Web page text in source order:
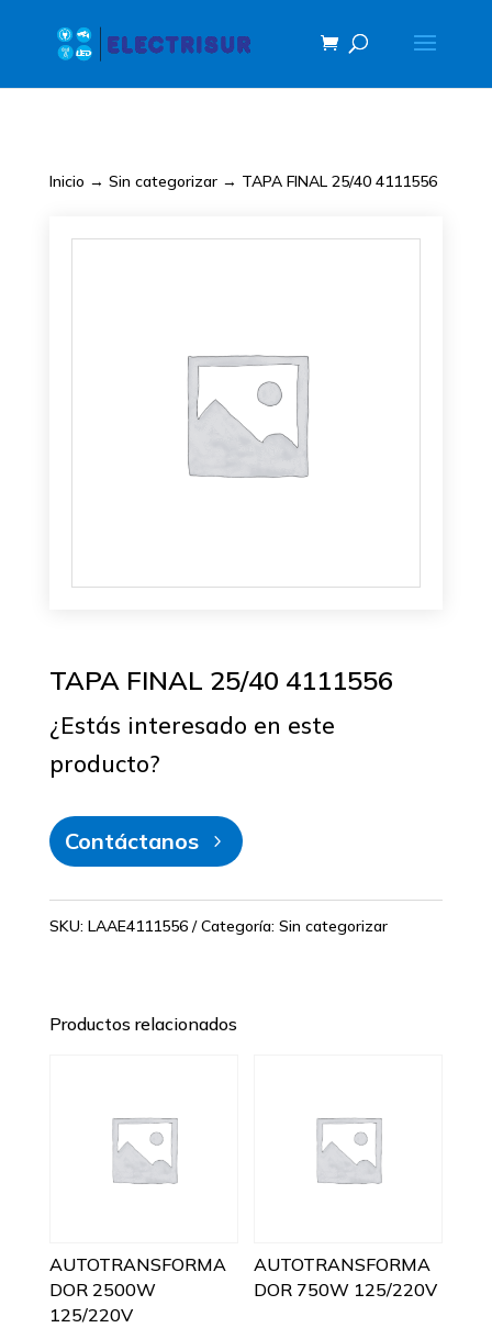
Inicio → Sin categorizar→ TAPA FINAL 25/40 4111556
TAPA FINAL 25/40 4111556
¿Estás interesado en este
producto?
Contáctanos
SKU: LAAE4111556 Categoría: Sin categorizar
Productos relacionados
AUTOTRANSFORMA
DOR 2500W
125/220V
AUTOTRANSFORMA
DOR 750W 125/220V